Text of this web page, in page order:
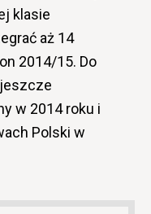
klasie
aż 14
2014/15. Do
w 2014 roku i
Polski w